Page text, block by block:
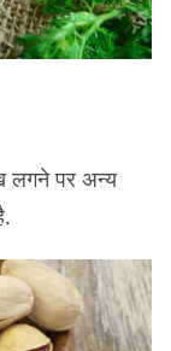
लगने पर अन्य